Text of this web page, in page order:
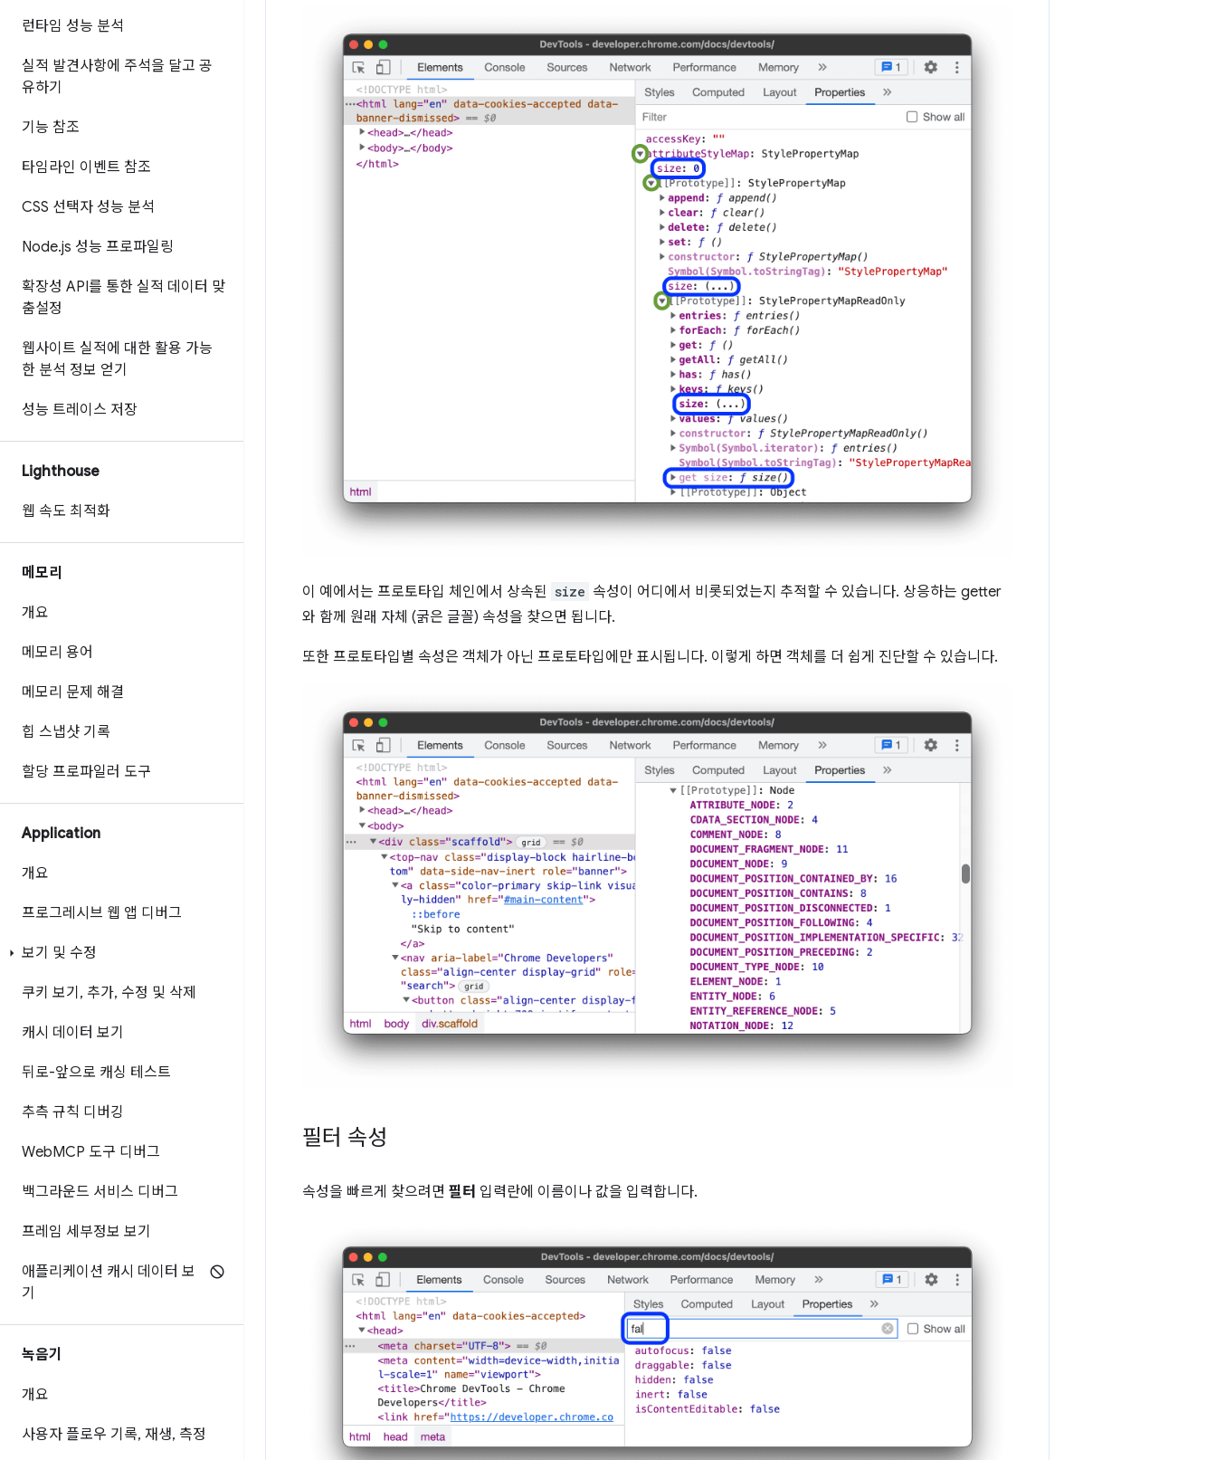
런타임 성능 분석
실적 발견사항에 주석을 달고 공
유하기
기능 참조
타임라인 이벤트 참조
CSS 선택자 성능 분석
Node.js 성능 프로파일링
확장성 API를 통한 실적 데이터 맞
춤설정
웹사이트 실적에 대한 활용 가능
한 분석 정보 얻기
성능 트레이스 저장
Lighthouse
웹 속도 최적화
메모리
개요
메모리 용어
메모리 문제 해결
힙 스냅샷 기록
할당 프로파일러 도구
Application
개요
프로그레시브 웹 앱 디버그
보기 및 수정
쿠키 보기 , 추가, 수정 및 삭제
캐시 데이터 보기
뒤로-앞으로 캐싱 테스트
추측 규칙 디버깅
WebMCP 도구 디버그
백그라운드 서비스 디버그
프레임 세부정보 보기
애플리케이션 캐시 데이터 보
기
녹음기
개요
사용자 플로우 기록, 재생, 측정
이 예에서는 프로토타입 체인에서 상속된 size 속성이 어디에서 비롯되었는지 추적할 수 있습니다. 상응하는 getter
와 함께 원래 자체 (굵은 글꼴) 속성을 찾으면 됩니다.
또한 프로토타입별 속성은 객체가 아닌 프로토타입에만 표시됩니다. 이렇게 하면 객체를 더 쉽게 진단할 수 있습니다.
필터 속성
속성을 빠르게 찾으려면 필터 입력란에 이름이나 값을 입력합니다.